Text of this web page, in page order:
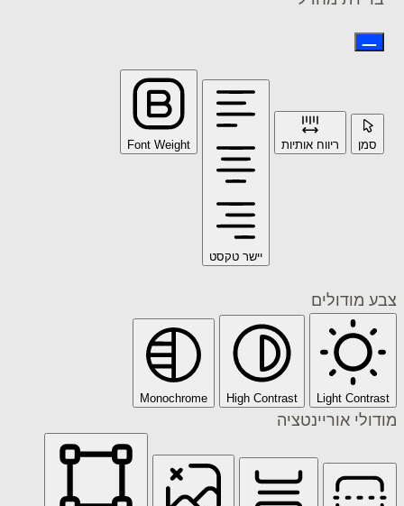
ריווח אותיות
יישר טקסט
Font Weight
Light
High Contrast
Monochrome
אוריינטציה